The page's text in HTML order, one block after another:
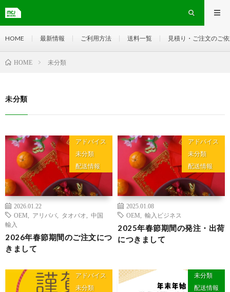
HOME 最新情報 ご利用方法 送料一覧 見積り・ご注文のご
HOME 未分類
未分類
アドバイス
未分類
配送情報
2026.01.22
OEM
アリババ タオバオ
中国
輸入
2026年春節期間のご注文につ
きまして
アドバイス
未分類
配送情報
2025.01.08
OEM
輸入ビジネス
2025年春節期間の発注・出荷
につきまして
アドバイス
未分類
未分類
配送情報